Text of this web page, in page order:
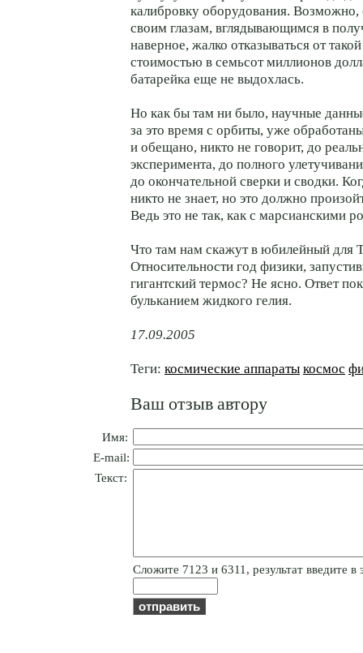
калибровку оборудования. Возможно,
своим глазам, вглядывающимся в
наверное, жалко отказываться от
стоимостью в семьсот миллионов
батарейка еще не выдохлась.
Но как бы там ни было, научные
за это время с орбиты, уже
и обещано, никто не говорит, до
эксперимента, до полного
до окончательной сверки и сводки.
никто не знает, но это должно
Ведь это не так, как с марсианскими
Что там нам скажут в юбилейный для
Относительности год физики,
гигантский термос? Не ясно. Ответ
бульканием жидкого гелия.
17.09.2005
Теги: космические аппараты космос
Ваш отзыв автору
Имя:
E-mail:
Текст:
Cлoжитe 7123 и 6311, результат введите в